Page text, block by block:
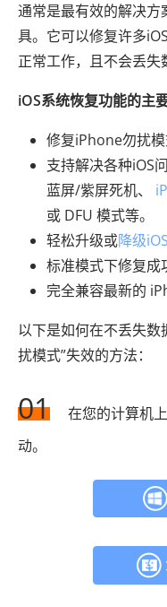
通常是最有效的解决方
具。它可以修复许多
正常工作，且不会丢失
iOS系统恢复功能的主
修复iPhone勿扰模
支持解决各种iOS
蓝屏/紫屏死机、
或 DFU 模式等。
轻松升级或降级iOS
标准模式下修复成
完全兼容最新的
以下是如何在不丢失
扰模式”失效的方法：
01
在您的计算机
动。